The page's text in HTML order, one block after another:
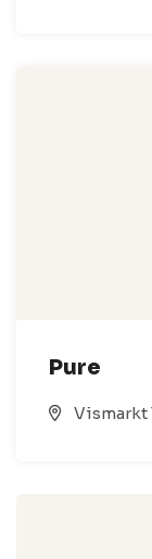
Pure
Vismarkt